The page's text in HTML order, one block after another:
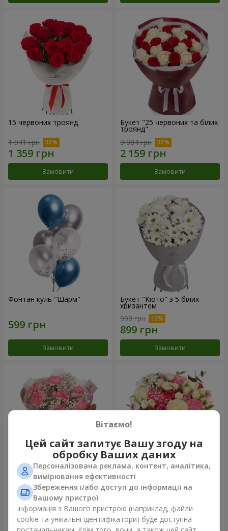
15 червоних троянд
1 941 грн
Замовити
Букет "25 червоних та білих
троянд"
3 084 грн
Замовити
Фонтан куль "Шарм"
Замовити
Букет "Кіото" з 5 білих
хризантем
999 грн
Замовити
Букет "Королева
Карибського моря"
1 374 грн
Замовити
Квіти в коробці "Помпадур"
Замовити
Вітаємо!
Цей сайт запитує Вашу згоду на
обробку Ваших даних
Персоналізована реклама, контент, аналітика,
вимірювання ефективності
Збереження і/або доступ до інформації на
Вашому пристрої
Інформація з Вашого пристрою (наприклад, файли
cookie та унікальні ідентифікатори) буде доступна